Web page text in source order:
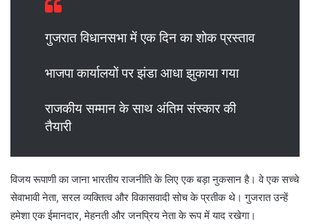
गुजरात विधानसभा में एक दिन का शोक प्रस्ताव
भाजपा कार्यालयों पर झंडा आधा झुकाया गया
राजकीय सम्मान के साथ अंतिम संस्कार की
तैयारी
विजय रूपाणी का जाना भारतीय राजनीति के लिए एक बड़ा नुकसान है। वे एक सच्चे
सेवाभावी नेता, सरल व्यक्तित्व और विकासवादी सोच के प्रतीक थे। गुजरात उन्हें
हमेशा एक ईमानदार, मेहनती और जनप्रिय नेता के रूप में याद रखेगा।